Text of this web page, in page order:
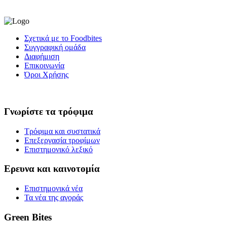
Σχετικά με το Foodbites
Συγγραφική ομάδα
Διαφήμιση
Επικοινωνία
Όροι Χρήσης
Γνωρίστε τα τρόφιμα
Τρόφιμα και συστατικά
Επεξεργασία τροφίμων
Επιστημονικό λεξικό
Ερευνα και καινοτομία
Επιστημονικά νέα
Τα νέα της αγοράς
Green Bites